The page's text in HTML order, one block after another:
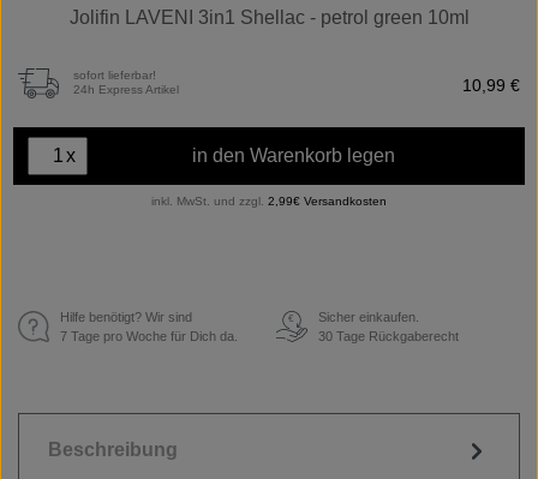
Jolifin LAVENI 3in1 Shellac - petrol green 10ml
sofort lieferbar!
24h Express Artikel
10,99 €
x in den Warenkorb legen
inkl. MwSt. und zzgl. 2,99€ Versandkosten
Hilfe benötigt? Wir sind
7 Tage pro Woche für Dich da.
€
Sicher einkaufen.
30 Tage Rückgaberecht
Beschreibung